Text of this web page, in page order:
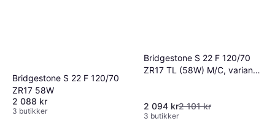
Bridgestone S 22 F 120/70
ZR17 58W
2 088 kr
3 butikker
Bridgestone S 22 F 120/70
ZR17 TL (58W) M/C, variant
2 094 kr2 101 kr
3 butikker